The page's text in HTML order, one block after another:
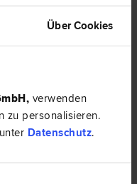
Über Cookies
, verwenden
zu personalisieren.
Datenschutz.
| Schadenersatz-